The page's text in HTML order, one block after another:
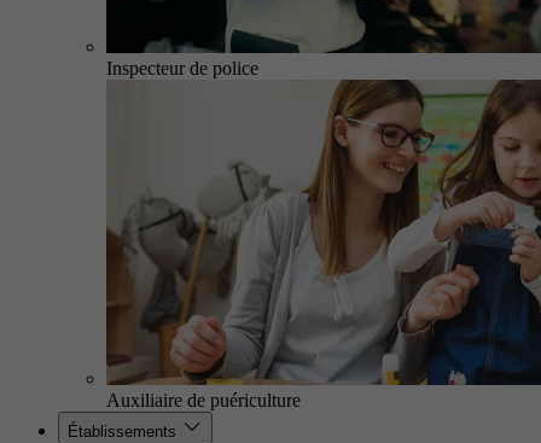
Inspecteur de police
Auxiliaire de puériculture
Établissements